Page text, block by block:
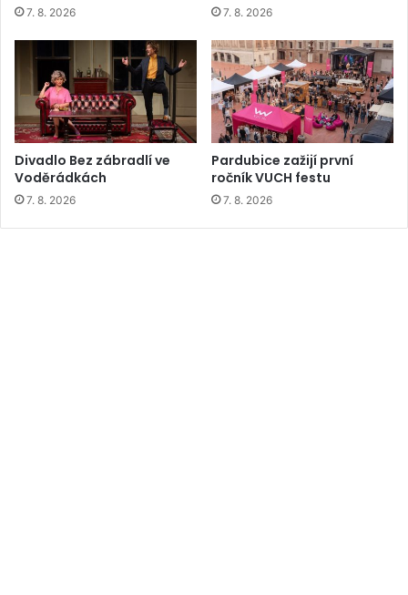
7. 8. 2026 7. 8. 2026
Divadlo Bez zábradlí ve
Voděrádkách
7. 8. 2026
Pardubice zažijí první
ročník VUCH festu
7. 8. 2026